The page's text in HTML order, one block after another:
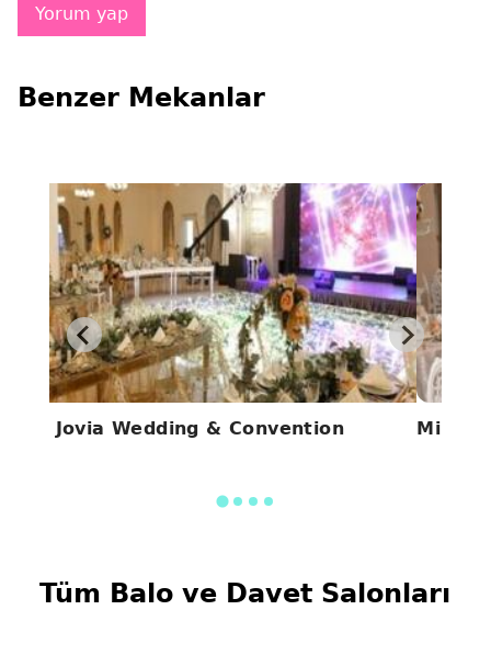
Benzer Mekanlar
La Jovia Wedding & Convention Mi
Tüm Balo ve Davet Salonları